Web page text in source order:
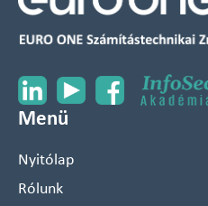
Menü
Nyitólap
Rólunk